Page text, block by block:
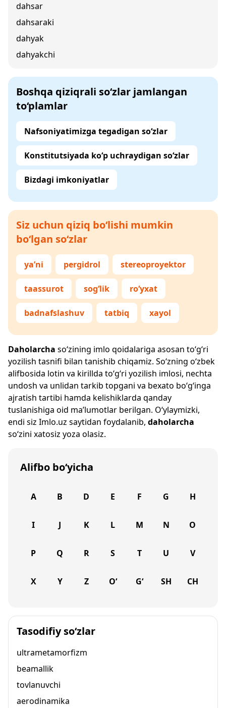
dahsar
dahsaraki
dahyak
dahyakchi
Boshqa qiziqrali so‘zlar jamlangan
to‘plamlar
Nafsoniyatimizga tegadigan so‘zlar
Konstitutsiyada ko‘p uchraydigan so‘zlar
Bizdagi imkoniyatlar
Siz uchun qiziq bo‘lishi mumkin
bo‘lgan so‘zlar
ya’ni pergidrol stereoproyektor
taassurot sog‘lik ro‘yxat
badnafslashuv tatbiq xayol
Daholarcha so‘zining imlo qoidalariga asosan to‘g‘ri
yozilish tasnifi bilan tanishib chiqamiz. So‘zning o‘zbek
alifbosida lotin va kirillda to‘g‘ri yozilish imlosi, nechta
undosh va unlidan tarkib topgani va bexato bo‘g‘inga
ajratish tartibi hamda kelishiklarda qanday
tuslanishiga oid ma’lumotlar berilgan. O‘ylaymizki,
endi siz Imlo.uz saytidan foydalanib, daholarcha
so‘zini xatosiz yoza olasiz.
Alifbo bo‘yicha
A B D E F G H
I J K L M N O
P Q R S T U V
X Y Z O‘ G‘ SH CH
Tasodifiy so‘zlar
ultrametamorfizm
beamallik
tovlanuvchi
aerodinamika